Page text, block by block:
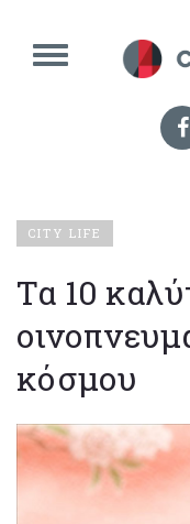
CITY LIFE
Τα 10
κόσμου